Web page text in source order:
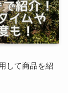
して商品を紹